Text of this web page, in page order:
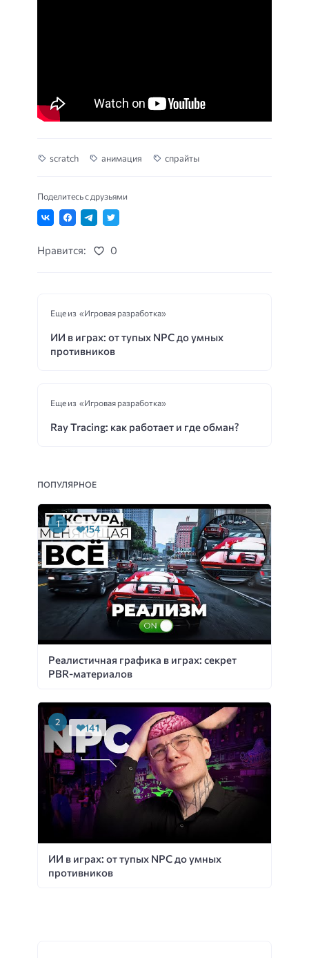
scratch анимация спрайты
Поделитесь с друзьями
Нравится: 0
Еще из «Игровая разработка»
ИИ в играх: от тупых NPC до умных
противников
Еще из «Игровая разработка»
Ray Tracing: как работает и где обман?
ПОПУЛЯРНОЕ
Реалистичная графика в играх: секрет
PBR-материалов
154
ИИ в играх: от тупых NPC до умных
противников
141